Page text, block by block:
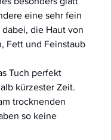
eine sehr fein
die Haut von
Fett und Feinstaub
Tuch perfekt
kürzester Zeit.
trocknenden
so keine